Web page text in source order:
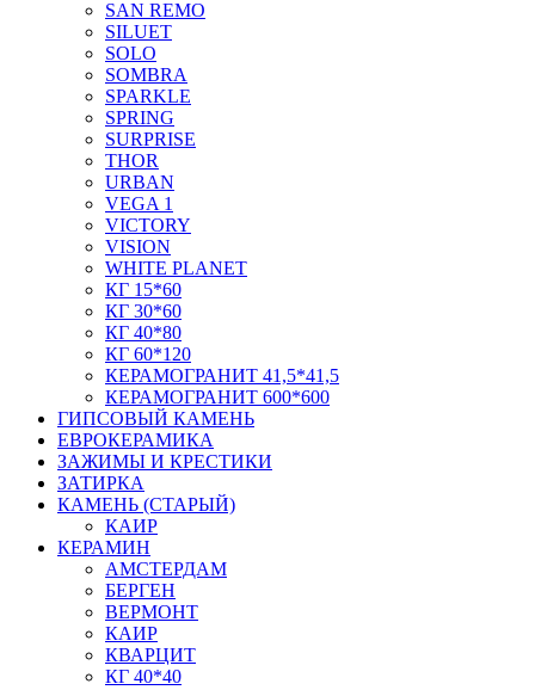
SAN REMO
SILUET
SOLO
SOMBRA
SPARKLE
SPRING
SURPRISE
THOR
URBAN
VEGA 1
VICTORY
VISION
WHITE PLANET
КГ 15*60
КГ 30*60
КГ 40*80
КГ 60*120
КЕРАМОГРАНИТ 41,5*41,5
КЕРАМОГРАНИТ 600*600
ГИПСОВЫЙ КАМЕНЬ
ЕВРОКЕРАМИКА
ЗАЖИМЫ И КРЕСТИКИ
ЗАТИРКА
КАМЕНЬ (СТАРЫЙ)
КАИР
КЕРАМИН
АМСТЕРДАМ
БЕРГЕН
ВЕРМОНТ
КАИР
КВАРЦИТ
КГ 40*40